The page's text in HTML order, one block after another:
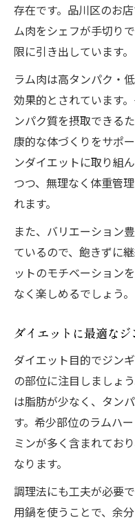
存在です。品川区のお
ム肉をシェフが手切り
限に引き出しています。
ラム肉は高タンパク・
効果的とされています
ンパク質を摂取できる
康的な体づくりをサポ
ンダイエットに取り組
つつ、無理なく体重管
れます。
また、バリエーション
ているので、飽きずに
ットのモチベーション
なく楽しめるでしょう。
ダイエットに最適な
ダイエット目的でジン
の部位に注目しましょ
は脂肪が少なく、タン
す。希少部位のラムハ
ミンが多く含まれてお
なります。
調理法にも工夫が必要
用鍋を使うことで、余